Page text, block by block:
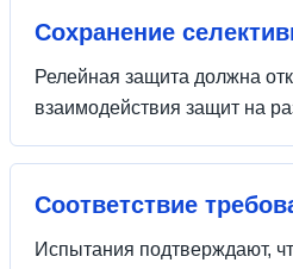
Сохранение
Релейная защита должна
взаимодействия защит на
Соответствие
Испытания подтверждают,